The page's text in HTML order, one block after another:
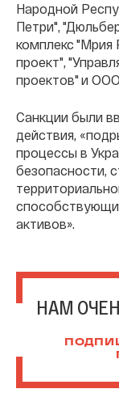
Народной
Петри",
комплекс
проект",
проектов" и
Санкции были
действия,
процессы в
безопасности,
активов».
НАМ